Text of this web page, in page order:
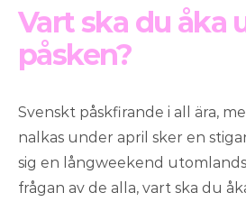
Vart ska du åka
påsken?
Svenskt påskfirande i all ära,
nalkas under april sker en
sig en långweekend
frågan av de alla, vart ska du